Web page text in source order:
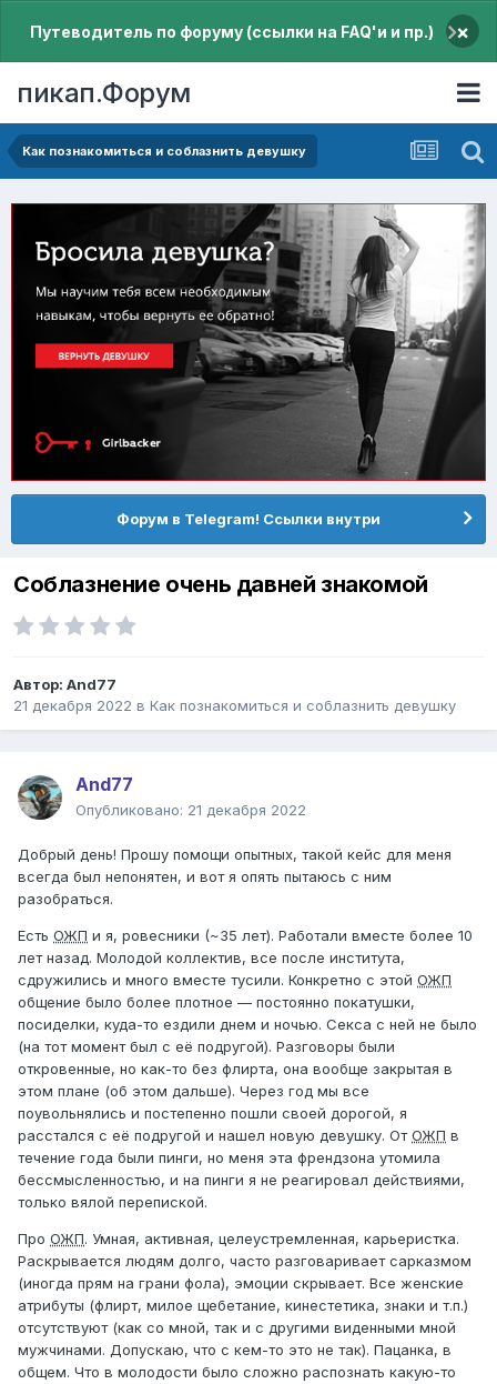
Путеводитель по форуму (ссылки на FAQ'и и пр.) ×
пикап.Форум
Как познакомиться и соблазнить девушку
Форум в Telegram! Ссылки внутри
Соблазнение очень давней знакомой
Автор: And77
21 декабря 2022 в Как познакомиться и соблазнить девушку
And77
Опубликовано: 21 декабря 2022
Добрый день! Прошу помощи опытных, такой кейс для меня
всегда был непонятен, и вот я опять пытаюсь с ним
разобраться.
Есть ОЖП и я, ровесники (~35 лет). Работали вместе более 10
лет назад. Молодой коллектив, все после института,
сдружились и много вместе тусили. Конкретно с этой ОЖП
общение было более плотное — постоянно покатушки,
посиделки, куда-то ездили днем и ночью. Секса с ней не было
(на тот момент был с её подругой). Разговоры были
откровенные, но как-то без флирта, она вообще закрытая в
этом плане (об этом дальше). Через год мы все
поувольнялись и постепенно пошли своей дорогой, я
расстался с её подругой и нашел новую девушку. ОтОЖП в
течение года были пинги, но меня эта френдзона утомила
бессмысленностью, и на пинги я не реагировал действиями,
только вялой перепиской.
Про ОЖП. Умная, активная, целеустремленная, карьеристка.
Раскрывается людям долго, часто разговаривает сарказмом
(иногда прям на грани фола), эмоции скрывает. Все женские
атрибуты (флирт, милое щебетание, кинестетика, знаки и т.п.)
отсутствуют (как со мной, так и с другими виденными мной
мужчинами. Допускаю, что с кем-то это не так). Пацанка, в
общем. Что в молодости было сложно распознать какую-то